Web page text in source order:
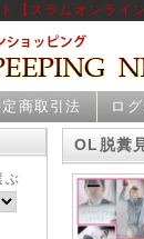
【スラムオンライ
商取引法 ロ
ぶ
OL脱糞